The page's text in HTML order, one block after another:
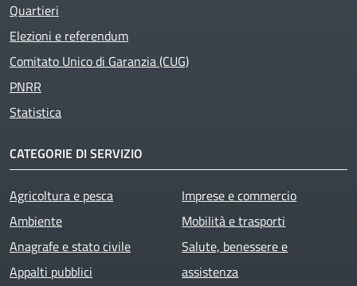
Quartieri
Elezioni e referendum
Comitato Unico di Garanzia (CUG)
PNRR
Statistica
CATEGORIE DI SERVIZIO
Agricoltura e pesca
Ambiente
Anagrafe e stato civile
Appalti pubblici
Imprese e commercio
Mobilità e trasporti
Salute, benessere e
assistenza